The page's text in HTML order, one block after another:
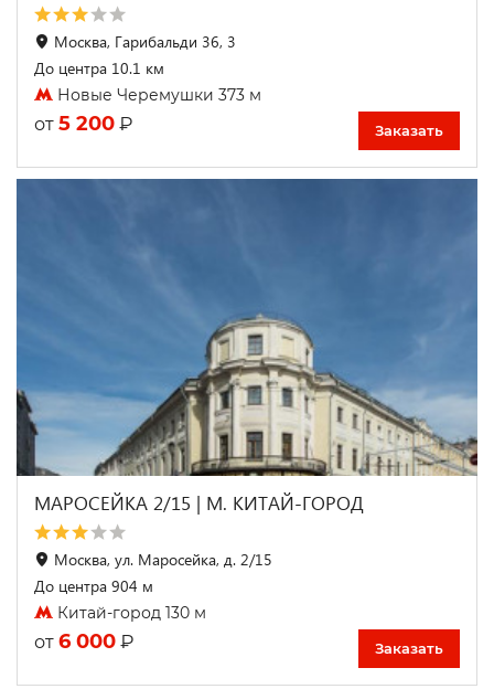
Москва, Гарибальди 36, 3
До центра 10.1 км
Новые Черемушки 373 м
от 5 200 ₽ Заказать
МАРОСЕЙКА 2/15 | М. КИТАЙ-ГОРОД
Москва, ул. Маросейка, д. 2/15
До центра 904 м
Китай-город 130 м
от 6 000 ₽ Заказать